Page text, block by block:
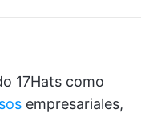
17Hats como
empresariales,